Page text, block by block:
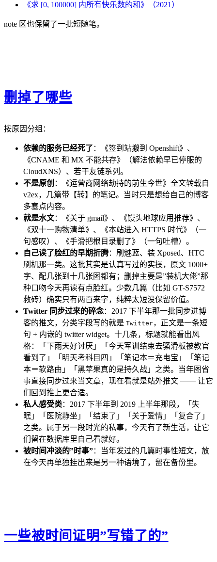
《求 [0, 100000] 内所有快乐数的和》（2021）
note 区也保留了一批短随笔。
删掉了哪些
按原因分组：
依赖的服务已经死了 ：《签到站搬到 Openshift》、
《CNAME 和 MX 不能共存》（解法依赖早已停服的
CloudXNS）、若干友链系列。
不是原创 ：《运营商网络劫持的前生今世》全文转载自
v2ex，几篇带【转】的笔记。当时只是想给自己的博客
多塞点内容。
就是水文：《关于 gmail》、《馒头地球应用推荐》、
《双十一购物清单》、《本站进入 HTTPS 时代》（一
句感叹）、《手滑把根目录删了》（一句吐槽）。
自己读了脸红的早期折腾：刷魅蓝、装 Xposed、HTC
刷机那一类。这批其实是认真写过的实操，原文 1000+
字、配几张到十几张图都有；删掉主要是”装机大佬”那
种口吻今天再读有点脸红。少数几篇（比如 GT-S7572
救砖）确实只有两百来字，纯粹太短没保留价值。
Twitter 同步过来的碎念：2017 下半年那一批同步进博
客的推文，分类字段写的就是 Twitter，正文是一条短
句 + 内嵌的 twitter widget。十几条，标题就能看出风
格：「下雨天好讨厌」「今天军训结束去骚滑板被教官
看到了」「明天考科目四」「笔记本＝充电宝」「笔记
本＝软路由」「黑苹果真的是持久战」之类。当年图省
事直接同步过来当文章，现在看就是站外推文 —— 让它
们回到推上更合适。
私人感受类：2017 下半年到 2019 上半年那段，「失
眠」「医院静坐」「结束了」「关于爱情」「复合了」
之类。属于另一段时光的私事，今天有了新生活，让它
们留在数据库里自己看就好。
被时间冲淡的”时事”：当年发过的几篇时事性短文，放
在今天再单独挂出来是另一种语境了，留在备份里。
一些被时间证明”写错了的”